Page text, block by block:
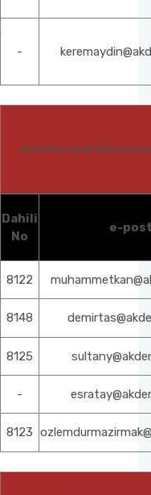
-
Architectural
Dahili
No
e-
8122
8148
8125
-
8123